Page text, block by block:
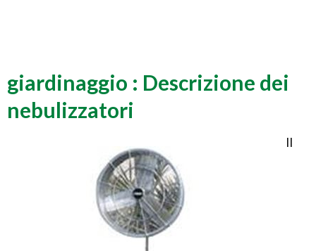
giardinaggio : Descrizione dei
nebulizzatori
Il